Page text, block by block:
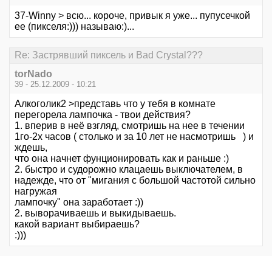
37-Winny > всю... короче, привык я уже... пупусечкой
ее (пикселя:))) называю:)...
Re: Застрявший пиксель и Bad Crystal???
torNado
39 - 25.12.2009 - 10:21
Алкоголик2 >представь что у тебя в комнате
перегорела лампочка - твои действия?
1. вперив в неё взгляд, смотришь на нее в течении
1го-2х часов ( столько и за 10 лет не насмотришь ) и
ждешь,
что она начнет фунционировать как и раньше :)
2. быстро и судорожно клацаешь выключателем, в
надежде, что от "мигания с большой частотой сильно
нагружая
лампочку" она заработает :))
2. выворачиваешь и выкидываешь.
какой вариант выбираешь?
:)))